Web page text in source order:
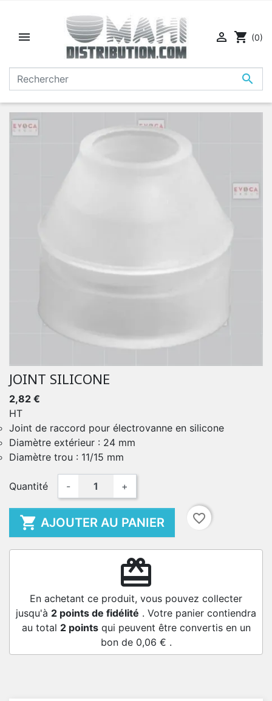


 shopping_cart (0)
JOINT SILICONE
2,82 €
HT
Joint de raccord pour électrovanne en silicone
Diamètre extérieur : 24 mm
Diamètre trou : 11/15 mm
Quantité - +
 AJOUTER AU PANIER favorite_border
redeem
En achetant ce produit, vous pouvez collecter
jusqu'à 2 points de fidélité . Votre panier contiendra
au total 2pointsqui peuvent être convertis en un
bon de 0,06 € .